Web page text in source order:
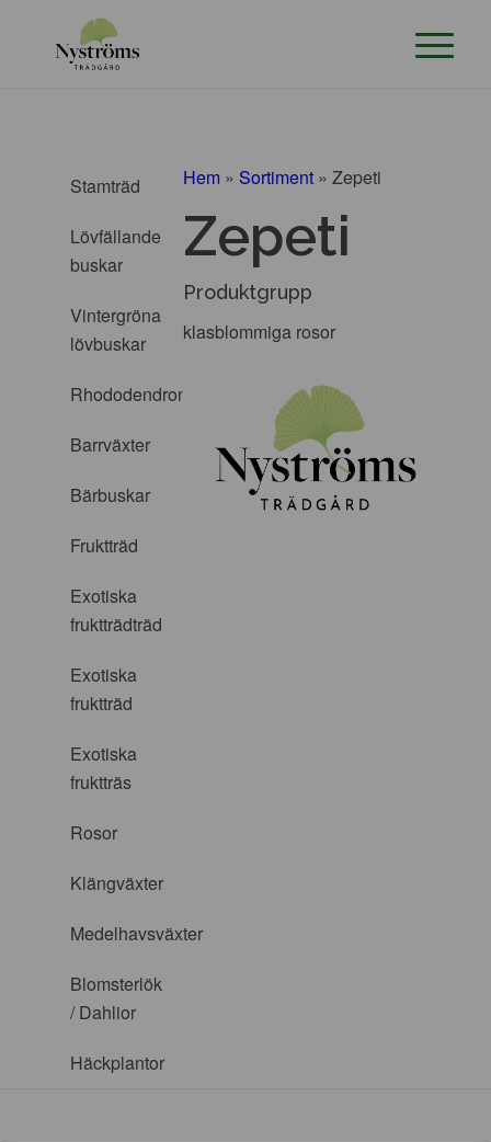
Stamträd
Lövfällande
buskar
Vintergröna
lövbuskar
Rhododendron
Barrväxter
Bärbuskar
Fruktträd
Exotiska
fruktträdträd
Exotiska
fruktträd
Exotiska
fruktträs
Rosor
Klängväxter
Medelhavsväxter
Blomsterlök
/ Dahlior
Häckplantor
Hem » Sortiment »Zepeti
Zepeti
Produktgrupp
klasblommiga rosor